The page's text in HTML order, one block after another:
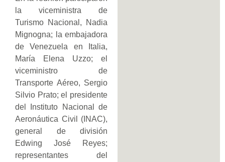
la viceministra de
Turismo Nacional, Nadia
Mignogna; la embajadora
de Venezuela en Italia,
María Elena Uzzo; el
viceministro de
Transporte Aéreo, Sergio
Silvio Prato; el presidente
del Instituto Nacional de
Aeronáutica Civil (INAC),
general de división
Edwing José Reyes;
representantes del